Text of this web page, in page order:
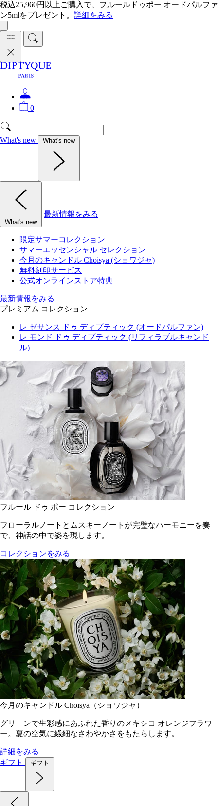
税込25,960円以上ご購入で、フルールドゥポー オードパルファ
ン5mlをプレゼント。 詳細をみる
0
What's new What's new
What's new
最新情報をみる
限定サマーコレクション
サマーエッセンシャル セレクション
今月のキャンドル Choisya (ショワジャ)
無料刻印サービス
公式オンラインストア特典
最新情報をみる
プレミアム コレクション
レ ゼサンス ドゥ ディプティック (オードパルファン)
レ モンド ドゥ ディプティック (リフィラブルキャンド
ル)
フルール ドゥ ポー コレクション
フローラルノートとムスキーノートが完璧なハーモニーを奏
で、神話の中で姿を現します。
コレクションをみる
今月のキャンドル Choisya（ショワジャ）
グリーンで生彩感にあふれた香りのメキシコ オレンジフラワ
ー。夏の空気に繊細なさわやかさをもたらします。
詳細をみる
ギフト
ギフト